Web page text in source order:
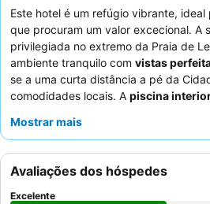
Este hotel é um refúgio vibrante, ideal
que procuram um valor excecional. A
privilegiada no extremo da Praia de
ambiente tranquilo com vistas
se a uma curta distância a pé da
comodidades locais. A piscina
meses mais frios. Os hóspedes
de alta qualidade
, especialmente as
pequeno-almoço. Para a melhor
um quarto num
Mostrar mais
Avaliações dos hóspedes
Excelente